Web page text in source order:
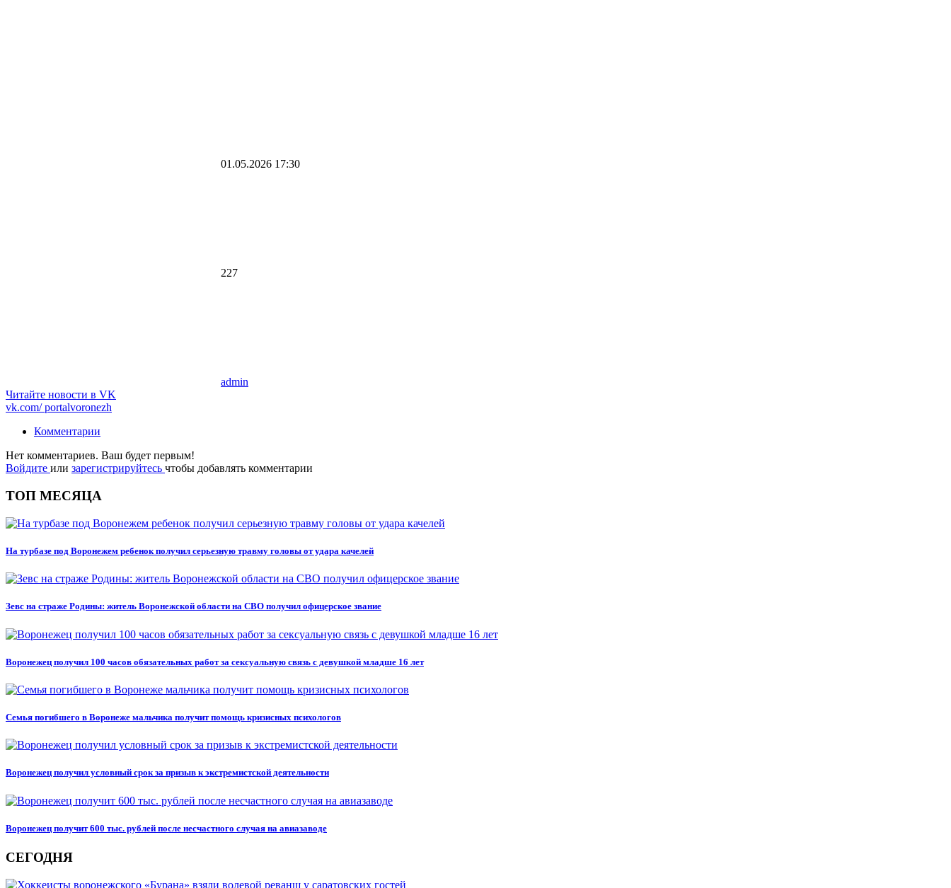
01.05.2026 17:30
227
admin
Читайте новости в VK
vk.com/portalvoronezh
Комментарии
Нет комментариев. Ваш будет первым!
Войдите или зарегистрируйтесь чтобы добавлять комментарии
ТОП МЕСЯЦА
На турбазе под Воронежем ребенок получил серьезную травму головы от удара качелей
Зевс на страже Родины: житель Воронежской области на СВО получил офицерское звание
Воронежец получил 100 часов обязательных работ за сексуальную связь с девушкой младше 16 лет
Семья погибшего в Воронеже мальчика получит помощь кризисных психологов
Воронежец получил условный срок за призыв к экстремистской деятельности
Воронежец получит 600 тыс. рублей после несчастного случая на авиазаводе
СЕГОДНЯ